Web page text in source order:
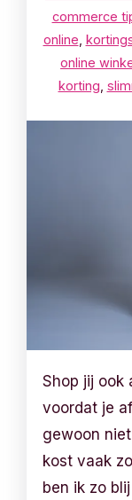
commerce
online
online
korting
Shop jij ook
voordat je
gewoon
kost vaak
ben ik zo